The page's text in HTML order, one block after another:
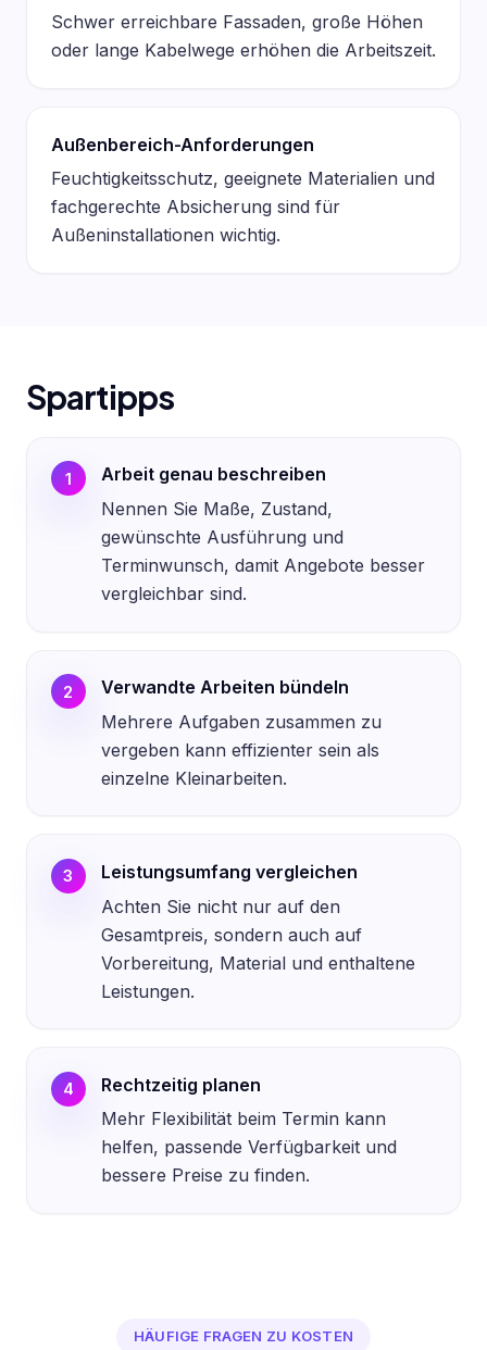
Schwer erreichbare Fassaden, große Höhen
oder lange Kabelwege erhöhen die Arbeitszeit.
Außenbereich-Anforderungen
Feuchtigkeitsschutz, geeignete Materialien und
fachgerechte Absicherung sind für
Außeninstallationen wichtig.
Spartipps
1
Arbeit genau beschreiben
Nennen Sie Maße, Zustand,
gewünschte Ausführung und
Terminwunsch, damit Angebote besser
vergleichbar sind.
2
Verwandte Arbeiten bündeln
Mehrere Aufgaben zusammen zu
vergeben kann effizienter sein als
einzelne Kleinarbeiten.
3
Leistungsumfang vergleichen
Achten Sie nicht nur auf den
Gesamtpreis, sondern auch auf
Vorbereitung, Material und enthaltene
Leistungen.
4
Rechtzeitig planen
Mehr Flexibilität beim Termin kann
helfen, passende Verfügbarkeit und
bessere Preise zu finden.
HÄUFIGE FRAGEN ZU KOSTEN